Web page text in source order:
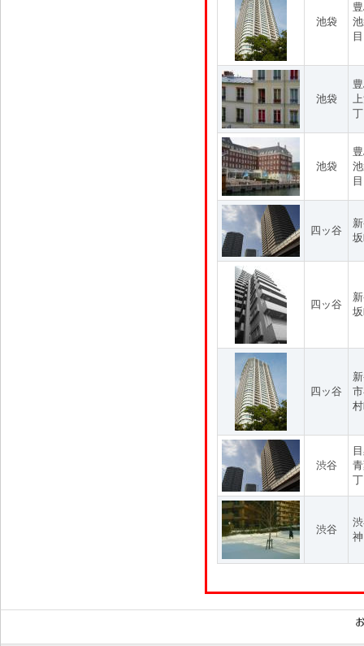
池袋
目
池袋
池袋
四ッ谷
四ッ谷
四ッ谷
渋谷
渋谷